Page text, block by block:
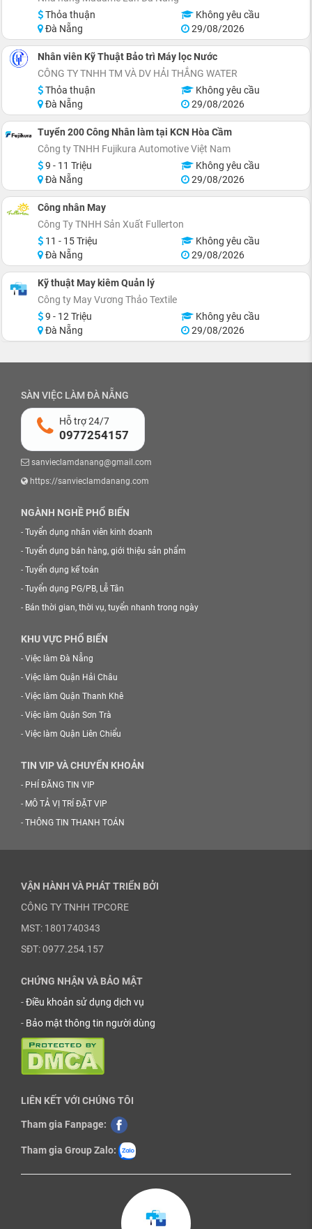
Thỏa thuận
Không yêu cầu
Đà Nẵng
29/08/2026
Nhân viên Kỹ Thuật Bảo trì Máy lọc Nước
CÔNG TY TNHH TM VÀ DV HẢI THẮNG WATER
Thỏa thuận
Không yêu cầu
Đà Nẵng
29/08/2026
Tuyển 200 Công Nhân làm tại KCN Hòa Cầm
Công ty TNHH Fujikura Automotive Việt Nam
9 - 11 Triệu
Không yêu cầu
Đà Nẵng
29/08/2026
Công nhân May
Công Ty TNHH Sản Xuất Fullerton
11 - 15 Triệu
Không yêu cầu
Đà Nẵng
29/08/2026
Kỹ thuật May kiêm Quản lý
Công ty May Vương Thảo Textile
9 - 12 Triệu
Không yêu cầu
Đà Nẵng
29/08/2026
SÀN VIỆC LÀM ĐÀ NẴNG
Hỗ trợ 24/7
0977254157
sanvieclamdanang@gmail.com
https://sanvieclamdanang.com
NGÀNH NGHỀ PHỔ BIẾN
- Tuyển dụng nhân viên kinh doanh
- Tuyển dụng bán hàng, giới thiệu sản phẩm
- Tuyển dụng kế toán
- Tuyển dụng PG/PB, Lễ Tân
- Bán thời gian, thời vụ, tuyển nhanh trong ngày
KHU VỰC PHỔ BIẾN
- Việc làm Đà Nẵng
- Việc làm Quận Hải Châu
- Việc làm Quận Thanh Khê
- Việc làm Quận Sơn Trà
- Việc làm Quận Liên Chiểu
TIN VIP VÀ CHUYỂN KHOẢN
- PHÍ ĐĂNG TIN VIP
- MÔ TẢ VỊ TRÍ ĐẶT VIP
- THÔNG TIN THANH TOÁN
VẬN HÀNH VÀ PHÁT TRIỂN BỞI
CÔNG TY TNHH TPCORE
MST: 1801740343
SĐT: 0977.254.157
CHỨNG NHẬN VÀ BẢO MẬT
-Điều khoản sử dụng dịch vụ
- Bảo mật thông tin người dùng
LIÊN KẾT VỚI CHÚNG TÔI
Tham gia Fanpage:
Tham gia Group Zalo: